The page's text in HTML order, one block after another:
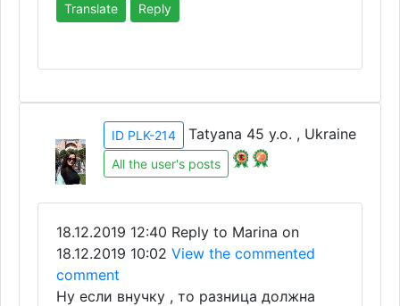
Translate Reply
ID PLK-214 Tatyana 45 y.o. , Ukraine
All the user's posts
18.12.2019 12:40 Reply to Marina on
18.12.2019 10:02 View the commented
comment
Ну если внучку , то разница должна